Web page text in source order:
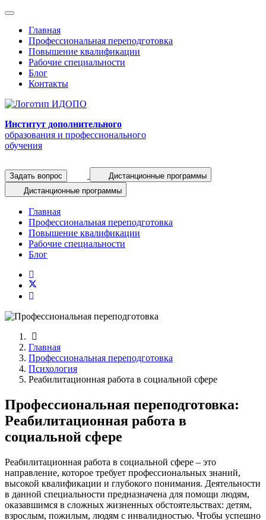
Главная
Профессиональная переподготовка
Повышение квалификации
Рабочие специальности
Блог
Контакты
Институт дополнительного
образования и профессионального
обучения
Задать вопрос
Дистанционные программы
Дистанционные программы
Главная
Профессиональная переподготовка
Повышение квалификации
Рабочие специальности
Блог
Главная
Профессиональная переподготовка
Психология
Реабилитационная работа в социальной сфере
Профессиональная переподготовка:
Реабилитационная работа в
социальной сфере
Реабилитационная работа в социальной сфере – это
направление, которое требует профессиональных знаний,
высокой квалификации и глубокого понимания. Деятельности
в данной специальности предназначена для помощи людям,
оказавшимся в сложных жизненных обстоятельствах: детям,
взрослым, пожилым, людям с инвалидностью. Чтобы успешно